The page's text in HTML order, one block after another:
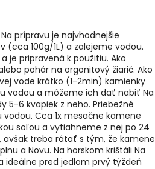
prípravu je najvhodnejšie
100g/1L) a zalejeme vodou.
je pripravená k použitiu. Ako
pohár na orgonitový žiarič. Ako
vode krátko (1-2min) kamienky
vodou a môžeme ich dať nabiť Na
6 kvapiek z neho. Priebežné
Cca 1x mesačne kamene
soľou a vytiahneme z nej po 24
avšak treba rátať s tým, že kamene
a Novu. Na horskom krištáli Na
ideálne pred jedlom prvý týždeň